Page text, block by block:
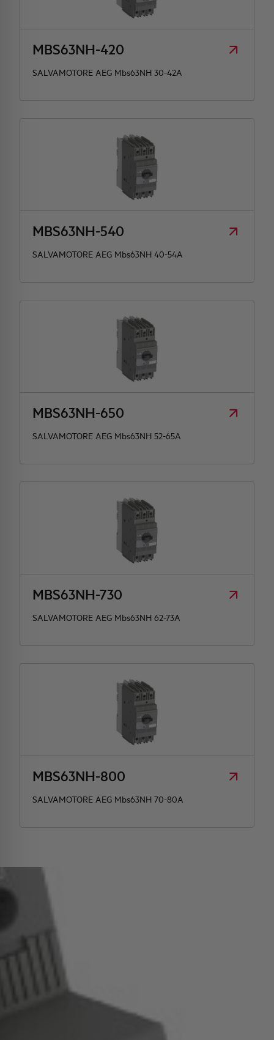
MBS63NH-420
SALVAMOTORE AEG Mbs63NH 30-42A
MBS63NH-540
SALVAMOTORE AEG Mbs63NH 40-54A
MBS63NH-650
SALVAMOTORE AEG Mbs63NH 52-65A
MBS63NH-730
SALVAMOTORE AEG Mbs63NH 62-73A
MBS63NH-800
SALVAMOTORE AEG Mbs63NH 70-80A
HQ & TEAM
ATTIVITÀ E MERCATI